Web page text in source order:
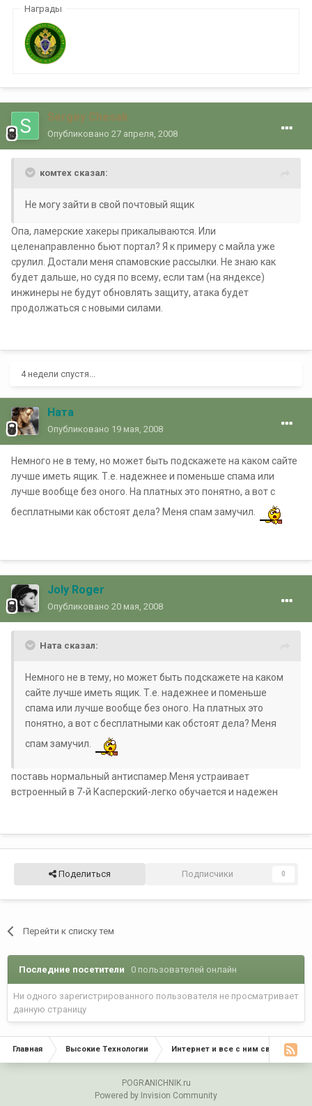
Награды
Sergey Chesak
Опубликовано 27 апреля, 2008
комтех сказал:
Не могу зайти в свой почтовый ящик
Опа, ламерские хакеры прикалываются. Или
целенаправленно бьют портал? Я к примеру с майла уже
срулил. Достали меня спамовские рассылки. Не знаю как
будет дальше, но судя по всему, если там (на яндексе)
инжинеры не будут обновлять защиту, атака будет
продолжаться с новыми силами.
4 недели спустя...
Ната
Опубликовано 19 мая, 2008
Немного не в тему, но может быть подскажете на каком сайте
лучше иметь ящик. Т.е. надежнее и поменьше спама или
лучше вообще без оного. На платных это понятно, а вот с
бесплатными как обстоят дела? Меня спам замучил.
Joly Roger
Опубликовано 20 мая, 2008
Ната сказал:
Немного не в тему, но может быть подскажете на каком
сайте лучше иметь ящик. Т.е. надежнее и поменьше
спама или лучше вообще без оного. На платных это
понятно, а вот с бесплатными как обстоят дела? Меня
спам замучил.
поставь нормальный антиспамер.Меня устраивает
встроенный в 7-й Касперский-легко обучается и надежен
Поделиться Подписчики 0
Перейти к списку тем
Последние посетители 0 пользователей онлайн
Ни одного зарегистрированного пользователя не просматривает
данную страницу
Главная Высокие Технологии Интернет и все с ним связанное
POGRANICHNIK.ru
Powered by Invision Community